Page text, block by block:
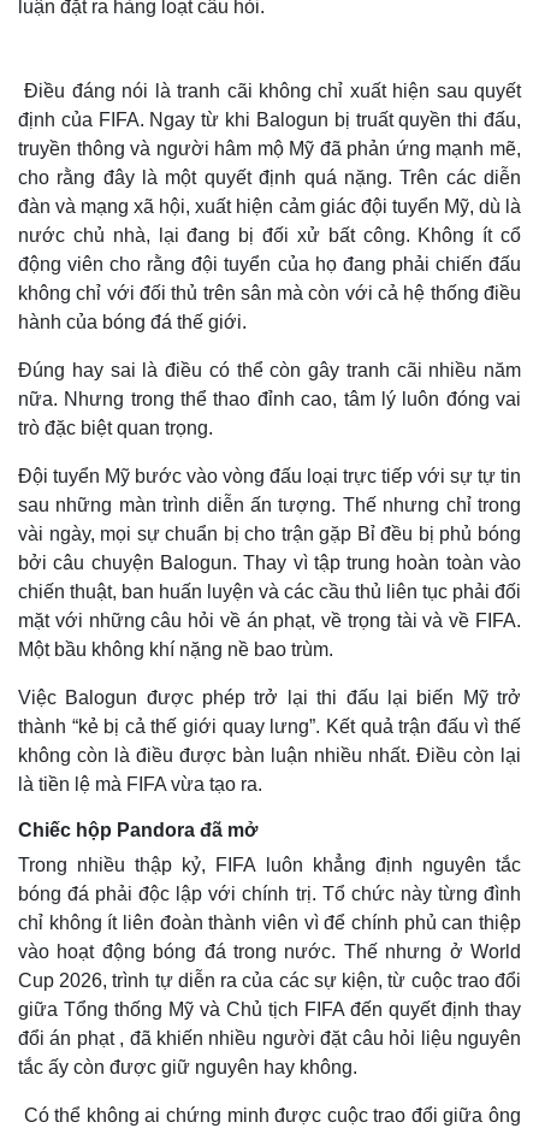
Thế giới
Quan sát
Cuộc sống đó đây
Multimedia
Video
Infographic
luận đặt ra hàng loạt câu hỏi.
Điều đáng nói là tranh cãi không chỉ xuất hiện sau quyết
định của FIFA. Ngay từ khi Balogun bị truất quyền thi đấu,
truyền thông và người hâm mộ Mỹ đã phản ứng mạnh mẽ,
cho rằng đây là một quyết định quá nặng. Trên các diễn
đàn và mạng xã hội, xuất hiện cảm giác đội tuyển Mỹ, dù là
nước chủ nhà, lại đang bị đối xử bất công. Không ít cổ
động viên cho rằng đội tuyển của họ đang phải chiến đấu
không chỉ với đối thủ trên sân mà còn với cả hệ thống điều
hành của bóng đá thế giới.
Đúng hay sai là điều có thể còn gây tranh cãi nhiều năm
nữa. Nhưng trong thể thao đỉnh cao, tâm lý luôn đóng vai
trò đặc biệt quan trọng.
Đội tuyển Mỹ bước vào vòng đấu loại trực tiếp với sự tự tin
sau những màn trình diễn ấn tượng. Thế nhưng chỉ trong
vài ngày, mọi sự chuẩn bị cho trận gặp Bỉ đều bị phủ bóng
bởi câu chuyện Balogun. Thay vì tập trung hoàn toàn vào
chiến thuật, ban huấn luyện và các cầu thủ liên tục phải đối
mặt với những câu hỏi về án phạt, về trọng tài và về FIFA.
Một bầu không khí nặng nề bao trùm.
Việc Balogun được phép trở lại thi đấu lại biến Mỹ trở
thành “kẻ bị cả thế giới quay lưng”. Kết quả trận đấu vì thế
không còn là điều được bàn luận nhiều nhất. Điều còn lại
là tiền lệ mà FIFA vừa tạo ra.
Chiếc hộp Pandora đã mở
Trong nhiều thập kỷ, FIFA luôn khẳng định nguyên tắc
bóng đá phải độc lập với chính trị. Tổ chức này từng đình
chỉ không ít liên đoàn thành viên vì để chính phủ can thiệp
vào hoạt động bóng đá trong nước. Thế nhưng ở World
Cup 2026, trình tự diễn ra của các sự kiện, từ cuộc trao đổi
giữa Tổng thống Mỹ và Chủ tịch FIFA đến quyết định thay
đổi án phạt , đã khiến nhiều người đặt câu hỏi liệu nguyên
tắc ấy còn được giữ nguyên hay không.
Có thể không ai chứng minh được cuộc trao đổi giữa ông